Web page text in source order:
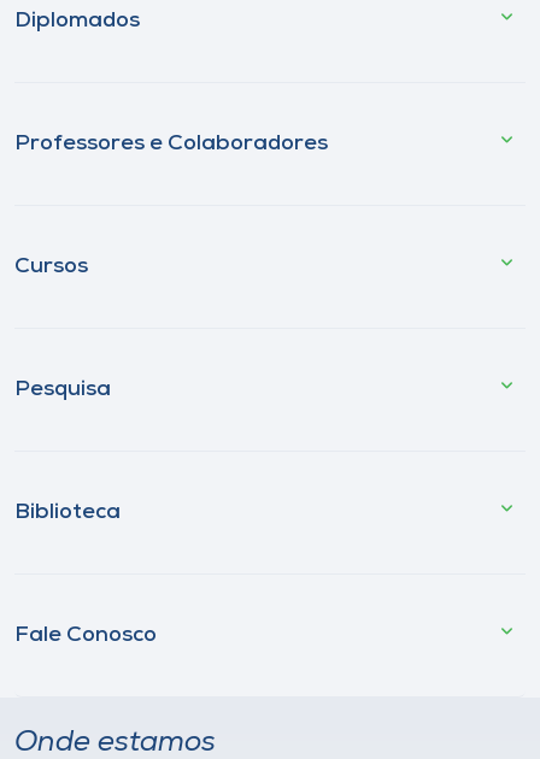
Diplomados
Professores e Colaboradores
Cursos
Pesquisa
Biblioteca
Fale Conosco
Onde estamos